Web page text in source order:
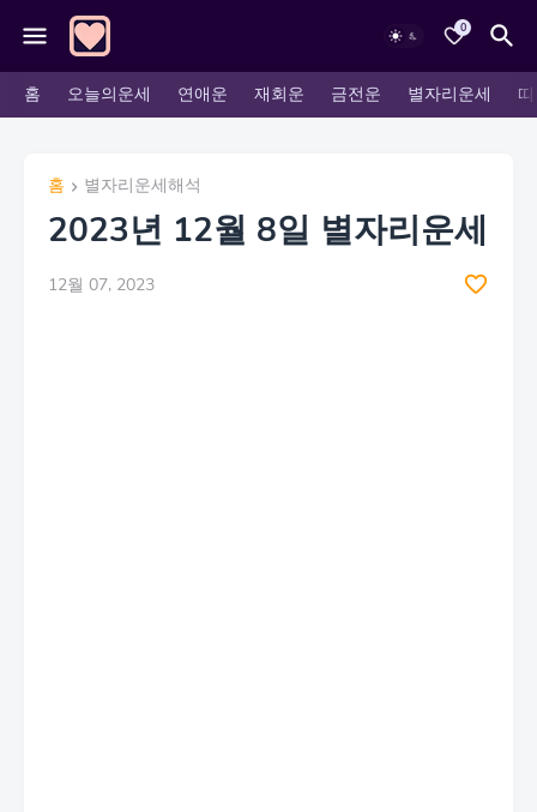
0
홈 오늘의운세 연애운 재회운 금전운 별자리운세
홈 별자리운세해석
2023년 12월 8일 별자리운세
12월 07, 2023